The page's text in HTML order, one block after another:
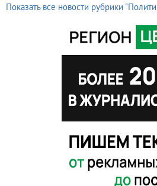
Показать все новости рубрики